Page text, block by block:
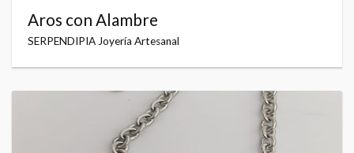
Aros con Alambre
SERPENDIPIA Joyería Artesanal